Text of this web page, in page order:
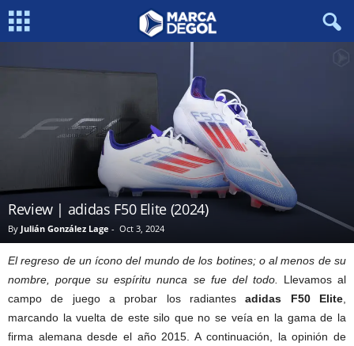
Review | adidas F50 Elite (2024)
By Julián González Lage - Oct 3, 2024
El regreso de un ícono del mundo de los botines; o al menos de su
nombre, porque su espíritu nunca se fue del todo.
Llevamos al
campo de juego a probar los radiantesadidas F50 Elite,
marcando la vuelta de este silo que no se veía en la gama de la
firma alemana desde el año 2015. A continuación, la opinión de